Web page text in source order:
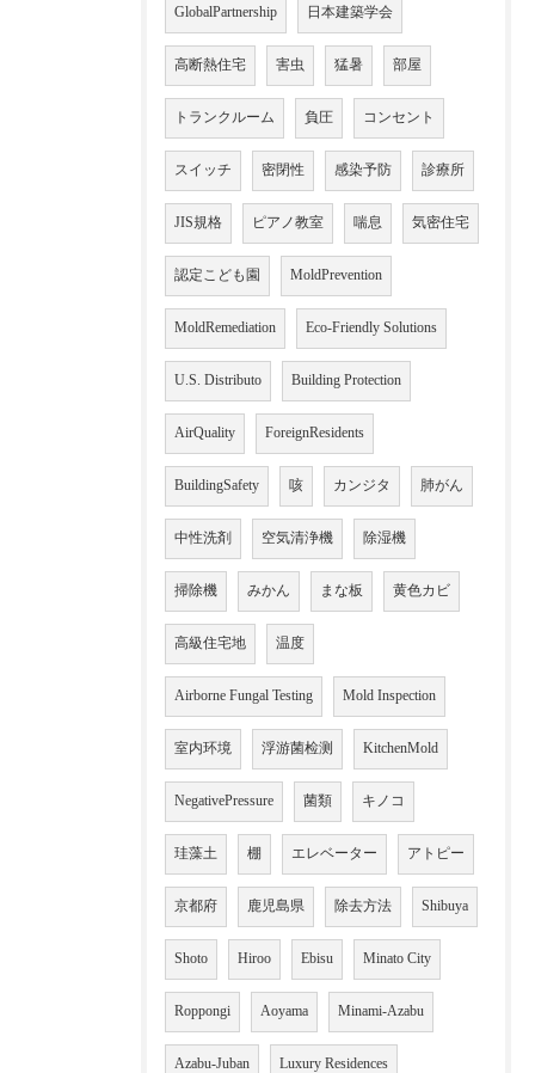
GlobalPartnership 日本建築学会
高断熱住宅 害虫 猛暑 部屋
トランクルーム 負圧 コンセント
スイッチ 密閉性 感染予防 診療所
JIS規格 ピアノ教室 喘息 気密住宅
認定こども園 MoldPrevention
MoldRemediation Eco-Friendly Solutions
U.S. Distributo Building Protection
AirQuality ForeignResidents
BuildingSafety 咳 カンジタ 肺がん
中性洗剤 空気清浄機 除湿機
掃除機 みかん まな板 黄色カビ
高級住宅地 温度
Airborne Fungal Testing Mold Inspection
室内环境 浮游菌检测 KitchenMold
NegativePressure 菌類 キノコ
珪藻土 棚 エレベーター アトピー
京都府 鹿児島県 除去方法 Shibuya
Shoto Hiroo Ebisu Minato City
Roppongi Aoyama Minami-Azabu
Azabu-Juban Luxury Residences